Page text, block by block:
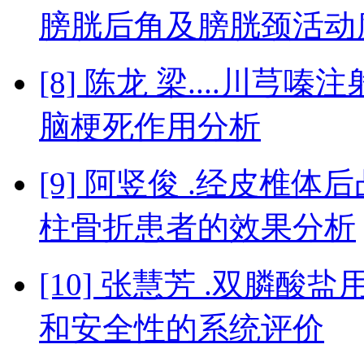
膀胱后角及膀胱颈活
[8] 陈龙 梁....川芎嗪注
脑梗死作用分析
[9] 阿竖俊 .经皮椎体
柱骨折患者的效果分析
[10] 张慧芳 .双膦酸盐
和安全性的系统评价